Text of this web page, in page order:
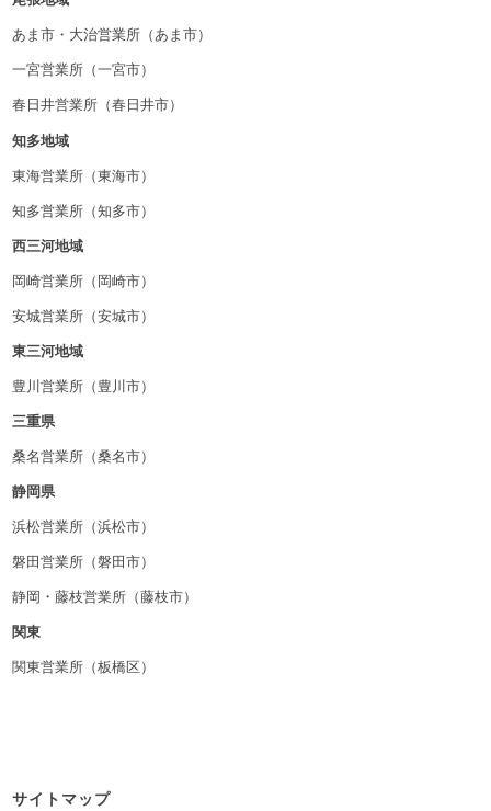
あま市・大治営業所（あま市）
一宮営業所（一宮市）
春日井営業所（春日井市）
知多地域
東海営業所（東海市）
知多営業所（知多市）
西三河地域
岡崎営業所（岡崎市）
安城営業所（安城市）
東三河地域
豊川営業所（豊川市）
三重県
桑名営業所（桑名市）
静岡県
浜松営業所（浜松市）
磐田営業所（磐田市）
静岡・藤枝営業所（藤枝市）
関東
関東営業所（板橋区）
サイトマップ